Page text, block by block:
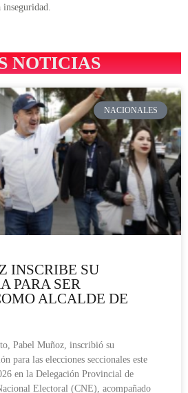
inseguridad.
NOTICIAS
NACIONALES
INSCRIBE SU
PARA SER
ALCALDE DE
Pabel Muñoz, inscribió su
para las elecciones seccionales este
en la Delegación Provincial de
Electoral (CNE), acompañado